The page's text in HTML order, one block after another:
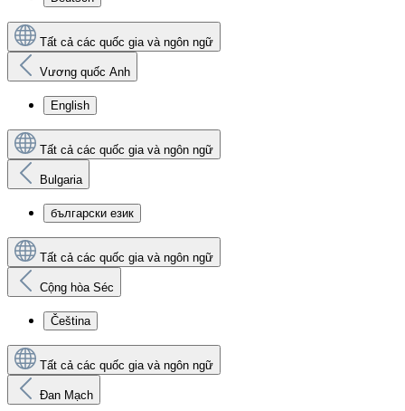
Tất cả các quốc gia và ngôn ngữ
Vương quốc Anh
English
Tất cả các quốc gia và ngôn ngữ
Bulgaria
български език
Tất cả các quốc gia và ngôn ngữ
Cộng hòa Séc
Čeština
Tất cả các quốc gia và ngôn ngữ
Đan Mạch